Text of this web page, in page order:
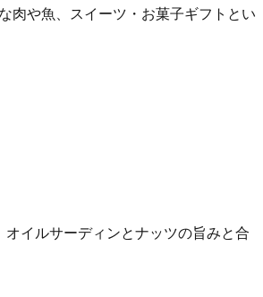
肉や魚、スイーツ・お菓子ギフトとい
イルサーディンとナッツの旨みと合